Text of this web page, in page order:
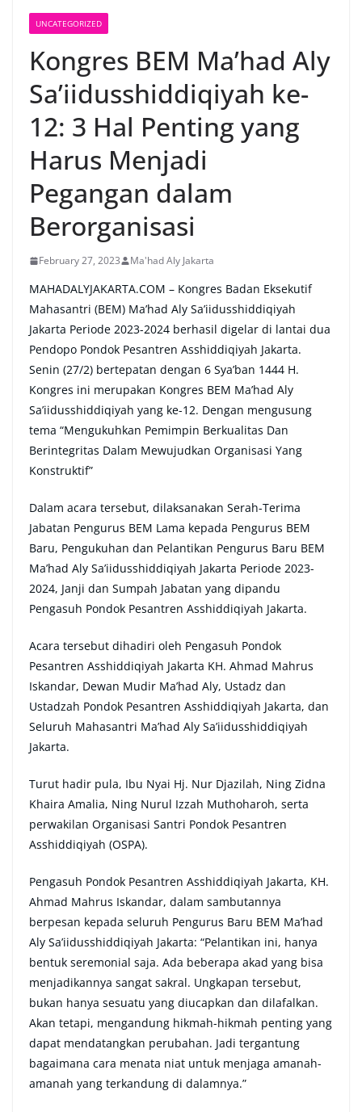
UNCATEGORIZED
Kongres BEM Ma’had Aly
Sa’iidusshiddiqiyah ke-
12: 3 Hal Penting yang
Harus Menjadi
Pegangan dalam
Berorganisasi
February 27, 2023 Ma'had Aly Jakarta
MAHADALYJAKARTA.COM – Kongres Badan Eksekutif
Mahasantri (BEM) Ma’had Aly Sa’iidusshiddiqiyah
Jakarta Periode 2023-2024 berhasil digelar di lantai dua
Pendopo Pondok Pesantren Asshiddiqiyah Jakarta.
Senin (27/2) bertepatan dengan 6 Sya’ban 1444 H.
Kongres ini merupakan Kongres BEM Ma’had Aly
Sa’iidusshiddiqiyah yang ke-12. Dengan mengusung
tema “Mengukuhkan Pemimpin Berkualitas Dan
Berintegritas Dalam Mewujudkan Organisasi Yang
Konstruktif”
Dalam acara tersebut, dilaksanakan Serah-Terima
Jabatan Pengurus BEM Lama kepada Pengurus BEM
Baru, Pengukuhan dan Pelantikan Pengurus Baru BEM
Ma’had Aly Sa’iidusshiddiqiyah Jakarta Periode 2023-
2024, Janji dan Sumpah Jabatan yang dipandu
Pengasuh Pondok Pesantren Asshiddiqiyah Jakarta.
Acara tersebut dihadiri oleh Pengasuh Pondok
Pesantren Asshiddiqiyah Jakarta KH. Ahmad Mahrus
Iskandar, Dewan Mudir Ma’had Aly, Ustadz dan
Ustadzah Pondok Pesantren Asshiddiqiyah Jakarta, dan
Seluruh Mahasantri Ma’had Aly Sa’iidusshiddiqiyah
Jakarta.
Turut hadir pula, Ibu Nyai Hj. Nur Djazilah, Ning Zidna
Khaira Amalia, Ning Nurul Izzah Muthoharoh, serta
perwakilan Organisasi Santri Pondok Pesantren
Asshiddiqiyah (OSPA).
Pengasuh Pondok Pesantren Asshiddiqiyah Jakarta, KH.
Ahmad Mahrus Iskandar, dalam sambutannya
berpesan kepada seluruh Pengurus Baru BEM Ma’had
Aly Sa’iidusshiddiqiyah Jakarta: “Pelantikan ini, hanya
bentuk seremonial saja. Ada beberapa akad yang bisa
menjadikannya sangat sakral. Ungkapan tersebut,
bukan hanya sesuatu yang diucapkan dan dilafalkan.
Akan tetapi, mengandung hikmah-hikmah penting yang
dapat mendatangkan perubahan. Jadi tergantung
bagaimana cara menata niat untuk menjaga amanah-
amanah yang terkandung di dalamnya.”